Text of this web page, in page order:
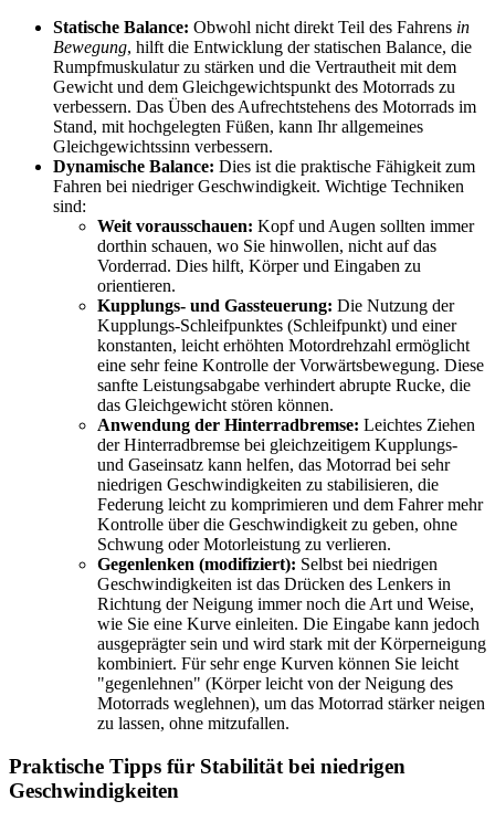
Statische Balance: Obwohl nicht direkt Teil des Fahrens in
Bewegung, hilft die Entwicklung der statischen Balance, die
Rumpfmuskulatur zu stärken und die Vertrautheit mit dem
Gewicht und dem Gleichgewichtspunkt des Motorrads zu
verbessern. Das Üben des Aufrechtstehens des Motorrads im
Stand, mit hochgelegten Füßen, kann Ihr allgemeines
Gleichgewichtssinn verbessern.
Dynamische Balance: Dies ist die praktische Fähigkeit zum
Fahren bei niedriger Geschwindigkeit. Wichtige Techniken
sind:
Weit vorausschauen: Kopf und Augen sollten immer
dorthin schauen, wo Sie hinwollen, nicht auf das
Vorderrad. Dies hilft, Körper und Eingaben zu
orientieren.
Kupplungs- und Gassteuerung: Die Nutzung der
Kupplungs-Schleifpunktes (Schleifpunkt) und einer
konstanten, leicht erhöhten Motordrehzahl ermöglicht
eine sehr feine Kontrolle der Vorwärtsbewegung. Diese
sanfte Leistungsabgabe verhindert abrupte Rucke, die
das Gleichgewicht stören können.
Anwendung der Hinterradbremse: Leichtes Ziehen
der Hinterradbremse bei gleichzeitigem Kupplungs-
und Gaseinsatz kann helfen, das Motorrad bei sehr
niedrigen Geschwindigkeiten zu stabilisieren, die
Federung leicht zu komprimieren und dem Fahrer mehr
Kontrolle über die Geschwindigkeit zu geben, ohne
Schwung oder Motorleistung zu verlieren.
Gegenlenken (modifiziert): Selbst bei niedrigen
Geschwindigkeiten ist das Drücken des Lenkers in
Richtung der Neigung immer noch die Art und Weise,
wie Sie eine Kurve einleiten. Die Eingabe kann jedoch
ausgeprägter sein und wird stark mit der Körperneigung
kombiniert. Für sehr enge Kurven können Sie leicht
"gegenlehnen" (Körper leicht von der Neigung des
Motorrads weglehnen), um das Motorrad stärker neigen
zu lassen, ohne mitzufallen.
Praktische Tipps für Stabilität bei niedrigen
Geschwindigkeiten